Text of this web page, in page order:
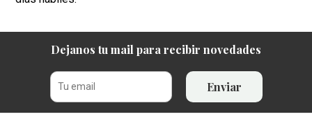
Dejanos tu mail para recibir novedades
Enviar